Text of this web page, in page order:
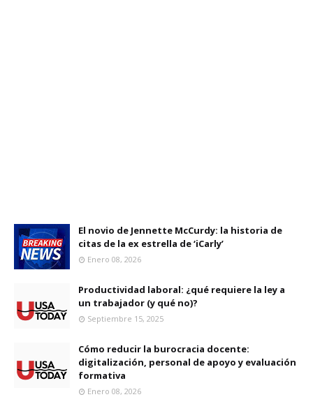
El novio de Jennette McCurdy: la historia de
citas de la ex estrella de ‘iCarly’
Enero 08, 2026
Productividad laboral: ¿qué requiere la ley a
un trabajador (y qué no)?
Septiembre 15, 2025
Cómo reducir la burocracia docente:
digitalización, personal de apoyo y evaluación
formativa
Enero 08, 2026